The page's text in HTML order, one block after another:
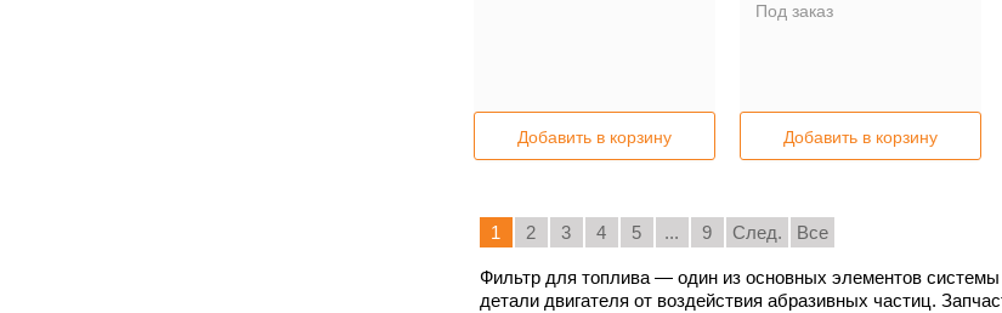
Добавить в корзину
Под заказ
Добавить в корзину
1 2 3 4 5 ... 9 След. Все
Фильтр для топлива — один из основных элементов
детали двигателя от воздействия абразивных частиц.